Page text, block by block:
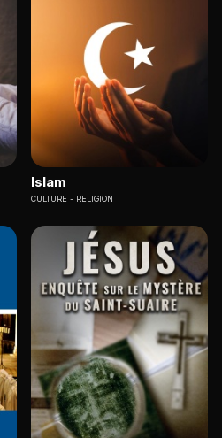
Islam
CULTURE RELIGION